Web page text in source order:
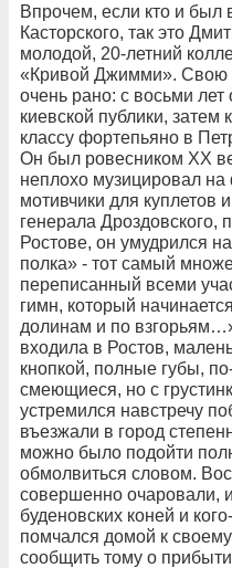
Впрочем, если кто и был
Касторского, так это
молодой, 20-летний
«Кривой Джимми». Свою
очень рано: с восьми лет
киевской публики, затем
классу фортепьяно в
Он был ровесником ХХ
неплохо музицировал на
мотивчики для куплетов
генерала Дроздовского,
Ростове, он умудрился
полка» - тот самый
переписанный всеми
гимн, который
долинам и по
входила в Ростов,
кнопкой, полные губы,
смеющиеся, но с
устремился навстречу
въезжали в город
можно было подойти
обмолвиться словом.
совершенно очаровали,
буденовских коней и
помчался домой к
сообщить тому о